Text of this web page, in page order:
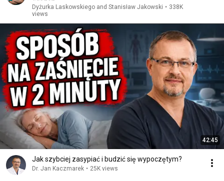
Dyżurka Laskowskiego and Stanisław Jakowski • 338K
views
42:45
Jak szybciej zasypiać i budzić się wypoczętym?
Dr. Jan Kaczmarek • 25K views